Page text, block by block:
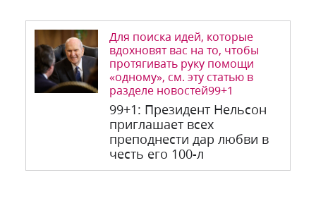
Для поиска идей, которые
вдохновят вас на то, чтобы
протягивать руку помощи
«одному», см. эту статью в
разделе новостей99+1
99+1: Президент Нельсон
приглашает всех
преподнести дар любви в
честь его 100-л